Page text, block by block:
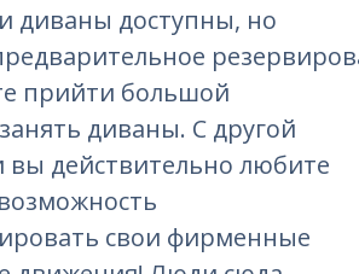
диваны доступны, но
прийти большой
диваны. С другой
вы действительно любите
свои фирменные